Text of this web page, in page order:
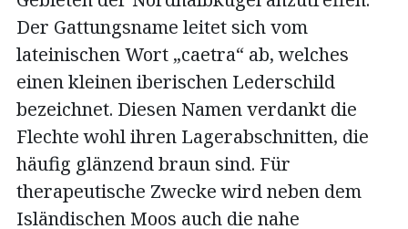
Der Gattungsname leitet sich vom
lateinischen Wort „caetra“ ab, welches
einen kleinen iberischen Lederschild
bezeichnet. Diesen Namen verdankt die
Flechte wohl ihren Lagerabschnitten, die
häufig glänzend braun sind. Für
therapeutische Zwecke wird neben dem
Isländischen Moos auch die nahe